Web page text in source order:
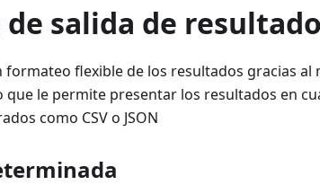
de salida de
formateo flexible de los resultados gracias
que le permite presentar los resultados en
como CSV o JSON